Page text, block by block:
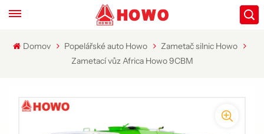
Domov Popelářské auto Howo
Zametač silnic Howo
Zametací vůz Africa Howo 9CBM